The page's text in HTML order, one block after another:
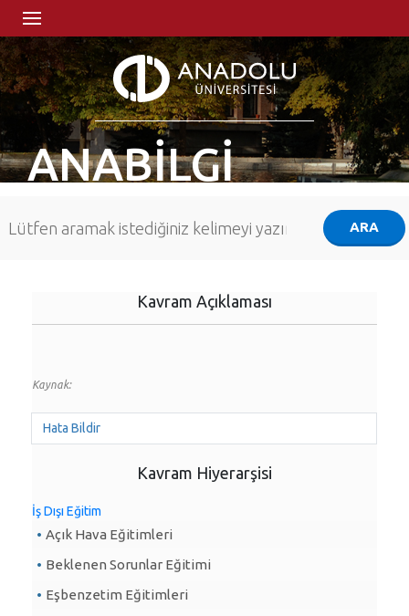
ANABİLGİ
Kavram Açıklaması
Kaynak:
Hata Bildir
Kavram Hiyerarşisi
İş Dışı Eğitim
Açık Hava Eğitimleri
Beklenen Sorunlar Eğitimi
Eşbenzetim Eğitimleri